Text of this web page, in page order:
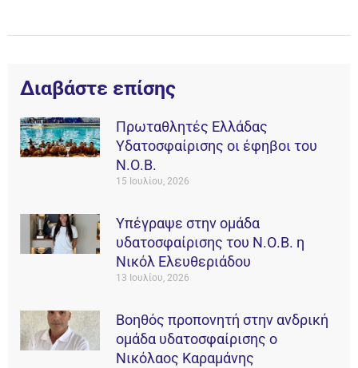
Διαβάστε επίσης
Πρωταθλητές Ελλάδας
Υδατοσφαίρισης οι έφηβοι του
Ν.Ο.Β.
15 Ιουλίου, 2026
Υπέγραψε στην ομάδα
υδατοσφαίρισης του Ν.Ο.Β. η
Νικόλ Ελευθεριάδου
13 Ιουλίου, 2026
Βοηθός προπονητή στην ανδρική
ομάδα υδατοσφαίρισης ο
Νικόλαος Καραμάνης